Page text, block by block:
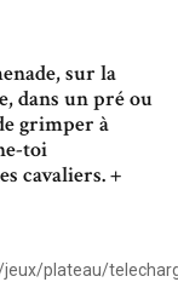
sur la
dans un pré ou
grimper à
toi
cavaliers. +
plateau/